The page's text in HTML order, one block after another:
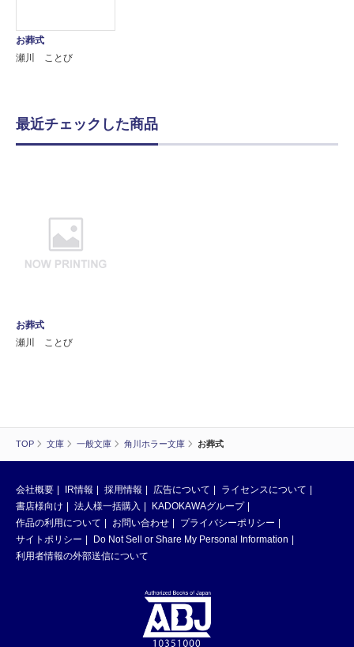
TOP 文庫 一般文庫 角川ホラー文庫 お葬式
お葬式
瀬川 ことび
最近チェックした商品
お葬式
瀬川 ことび
会社概要 IR情報 採用情報 広告について
ライセンスについて
書店様向け
法人様一括購入
KADOKAWAグループ
作品の利用について
お問い合わせ
プライバシーポリシー
サイトポリシー
Do Not Sell or Share My Personal Information
利用者情報の外部送信について